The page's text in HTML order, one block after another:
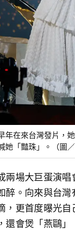
在來台灣發片，
「豔珠」。（圖／
兩場大巨蛋演
醉。向來與台
，更首度曝光
還會煲「燕鷗